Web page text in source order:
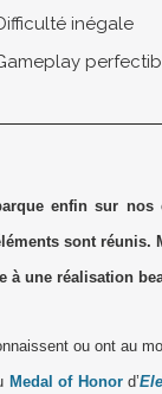
inégale
enfin sur nos
sont réunis.
une réalisation
ou ont au
Medal of Honord’